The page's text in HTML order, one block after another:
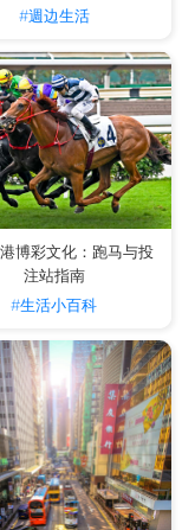
#週边生活
博彩文化：跑马与投
注站指南
#生活小百科